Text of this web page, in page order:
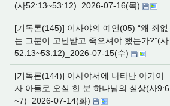
(사52:13~53:12)_2026-07-16(목)
[기독론(145)] 이사야의 예언(05) “왜 죄없
는 그분이 고난받고 죽으셔야 했는가?”(사
52:13~53:12)_2026-07-15(수)
[기독론(144)] 이사야서에 나타난 아기이
자 아들로 오실 한 분 하나님의 실상(사9:6
~7)_2026-07-14(화)